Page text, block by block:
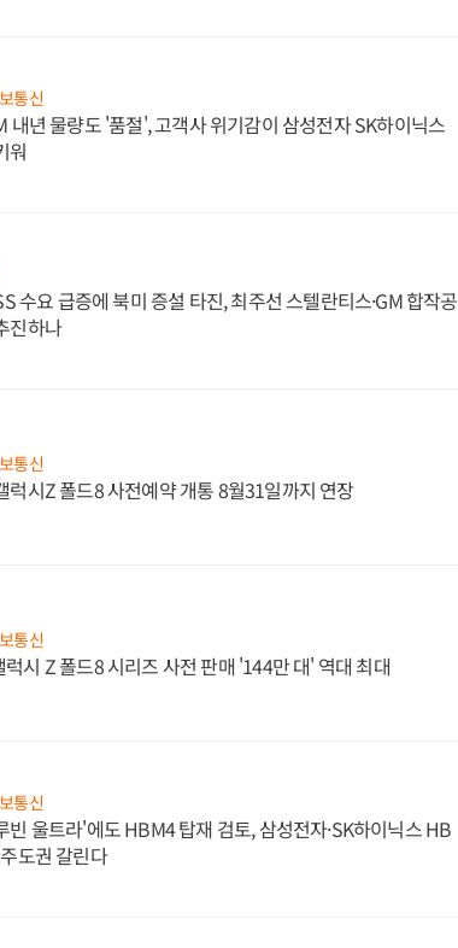
통신
내년 물량도 '품절', 고객사 위기감이 삼성전자 SK하이닉스
워
수요 급증에 북미 증설 타진, 최주선 스텔란티스·GM 합작공
진하나
통신
럭시Z 폴드8 사전예약 개통 8월31일까지 연장
통신
럭시 Z 폴드8 시리즈 사전 판매 '144만 대' 역대 최대
통신
빈 울트라'에도 HBM4 탑재 검토, 삼성전자·SK하이닉스 HB
도권 갈린다